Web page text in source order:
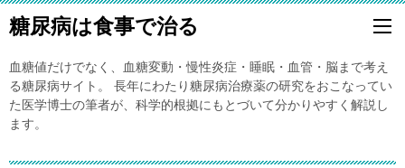
糖尿病は食事で治る
血糖値だけでなく、血糖変動・慢性炎症・睡眠・血管・脳まで考え
る糖尿病サイト。 長年にわたり糖尿病治療薬の研究をおこなってい
た医学博士の筆者が、科学的根拠にもとづいて分かりやすく解説し
ます。